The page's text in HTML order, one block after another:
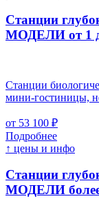
Станции
МОДЕЛИ от 1
Станции
мини-гостиницы,
от 53 100 ₽
Подробнее
↑ цены и инфо
Станции
МОДЕЛИ более